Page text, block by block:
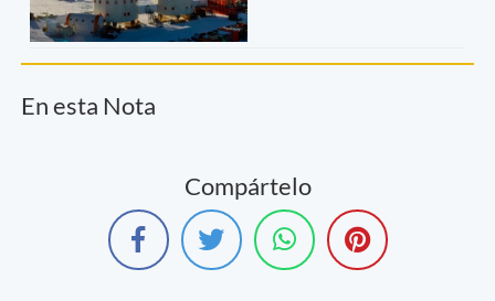
En esta Nota
Compártelo